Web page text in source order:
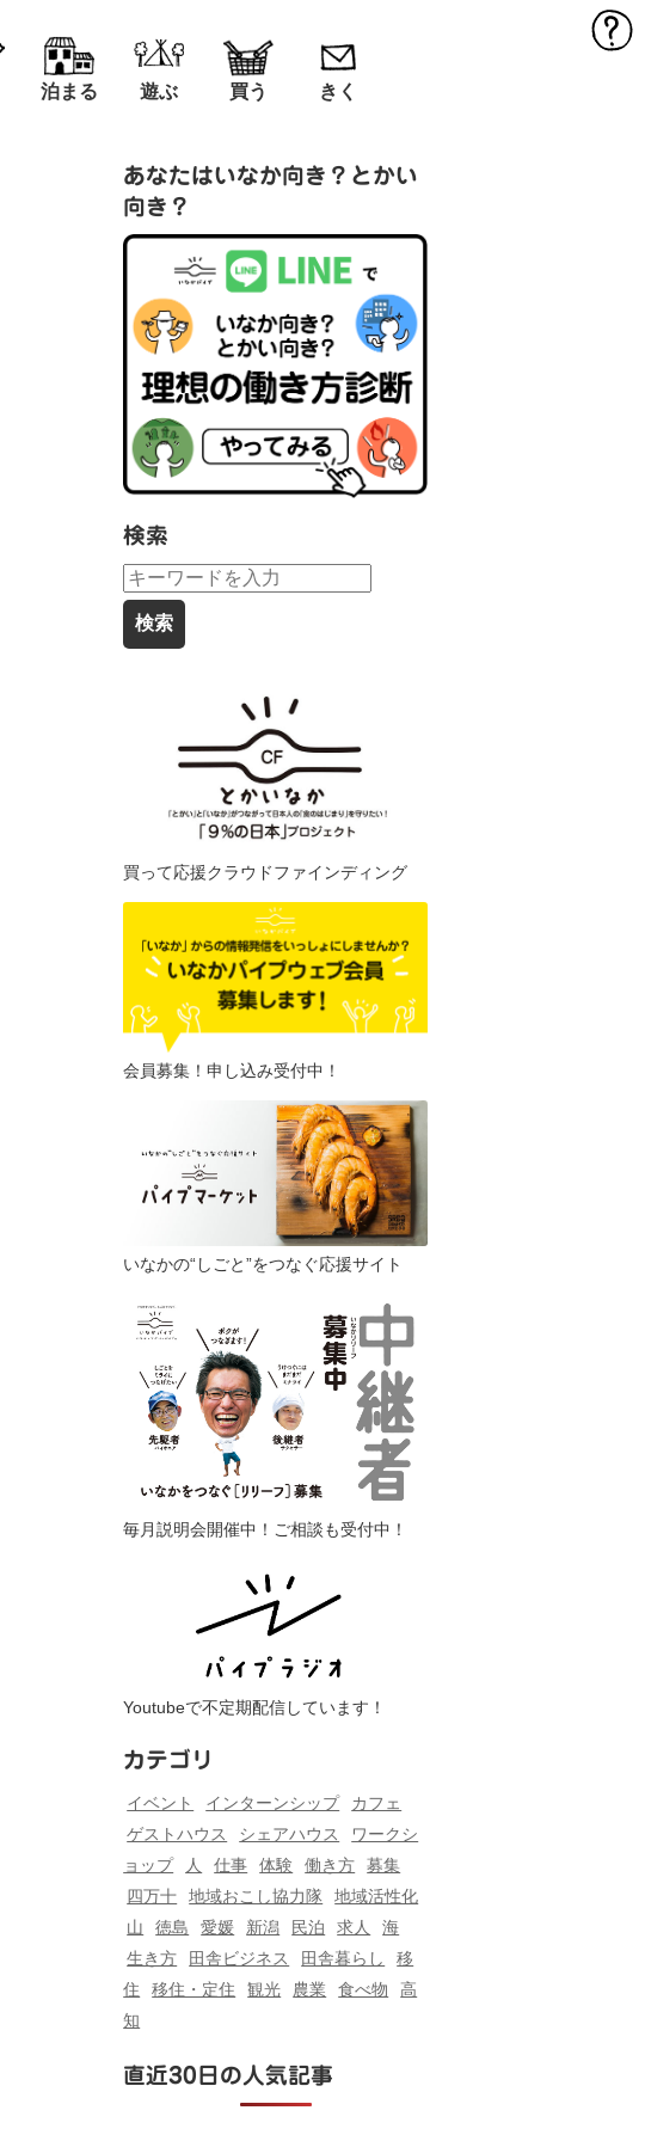
泊まる 遊ぶ 買う きく
あなたはいなか向き？とかい
向き？
検索
買って応援クラウドファインディング
会員募集！申し込み受付中！
いなかの“しごと”をつなぐ応援サイト
毎月説明会開催中！ご相談も受付中！
Youtubeで不定期配信しています！
カテゴリ
イベント インターンシップ
カフェ
ゲストハウス
シェアハウス
ワークシ
ョップ
人 仕事 体験 働き方
募集
四万十
地域おこし協力隊
地域活性化
山
徳島 愛媛 新潟 民泊 求人
海
生き方
田舎ビジネス 田舎暮らし
移
住
移住・定住 観光 農業 食べ物
高
知
直近30日の人気記事